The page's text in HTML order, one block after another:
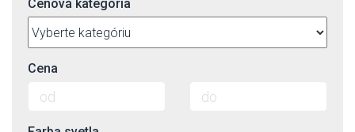
Cenová kategória
Cena